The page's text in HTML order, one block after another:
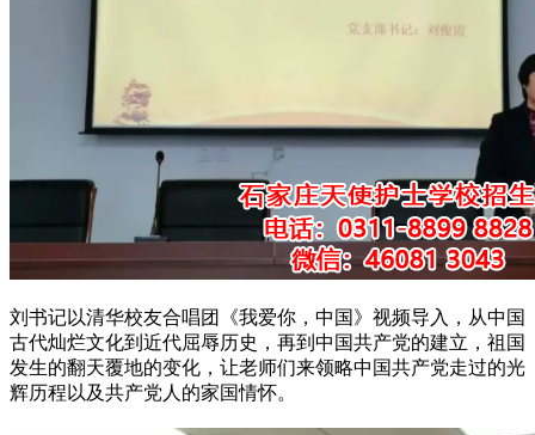
刘书记以清华校友合唱团《我爱你，中国》视频导入，从中国
古代灿烂文化到近代屈辱历史，再到中国共产党的建立，祖国
发生的翻天覆地的变化，让老师们来领略中国共产党走过的光
辉历程以及共产党人的家国情怀。